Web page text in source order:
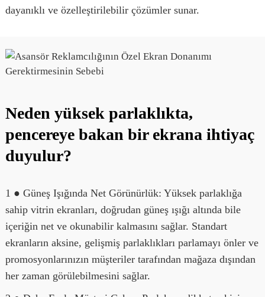
dayanıklı ve özelleştirilebilir çözümler sunar.
Neden yüksek parlaklıkta,
pencereye bakan bir ekrana ihtiyaç
duyulur?
1 ● Güneş Işığında Net Görünürlük: Yüksek parlaklığa
sahip vitrin ekranları, doğrudan güneş ışığı altında bile
içeriğin net ve okunabilir kalmasını sağlar. Standart
ekranların aksine, gelişmiş parlaklıkları parlamayı önler ve
promosyonlarınızın müşteriler tarafından mağaza dışından
her zaman görülebilmesini sağlar.